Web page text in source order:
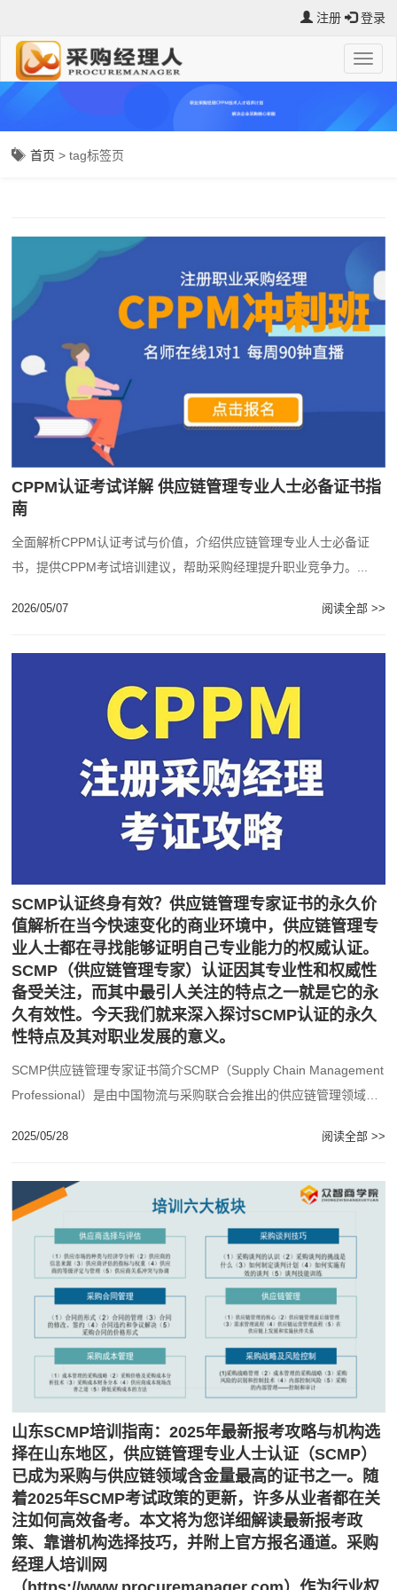
注册 登录
首页 > tag标签页
CPPM认证考试详解 供应链管理专业人士必备证书指
南
全面解析CPPM认证考试与价值，介绍供应链管理专业人士必备证
书，提供CPPM考试培训建议，帮助采购经理提升职业竞争力。...
2026/05/07 阅读全部 >>
SCMP认证终身有效？供应链管理专家证书的永久价
值解析在当今快速变化的商业环境中，供应链管理专
业人士都在寻找能够证明自己专业能力的权威认证。
SCMP（供应链管理专家）认证因其专业性和权威性
备受关注，而其中最引人关注的特点之一就是它的永
久有效性。今天我们就来深入探讨SCMP认证的永久
性特点及其对职业发展的意义。
SCMP供应链管理专家证书简介SCMP（Supply Chain Management
Professional）是由中国物流与采购联合会推出的供应链管理领域
2025/05/28 阅读全部 >>
山东SCMP培训指南：2025年最新报考攻略与机构选
择在山东地区，供应链管理专业人士认证（SCMP）
已成为采购与供应链领域含金量最高的证书之一。随
着2025年SCMP考试政策的更新，许多从业者都在关
注如何高效备考。本文将为您详细解读最新报考政
策、靠谱机构选择技巧，并附上官方报名通道。采购
经理人培训网